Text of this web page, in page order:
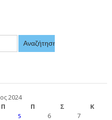
2024
Π Π Σ Κ
5 6 7